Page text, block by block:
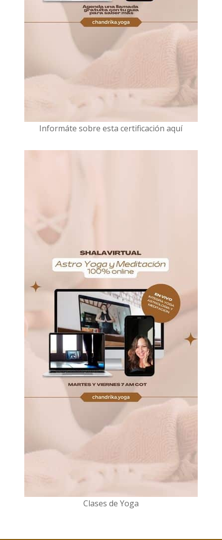
Informáte sobre esta certificación aquí
Clases de Yoga